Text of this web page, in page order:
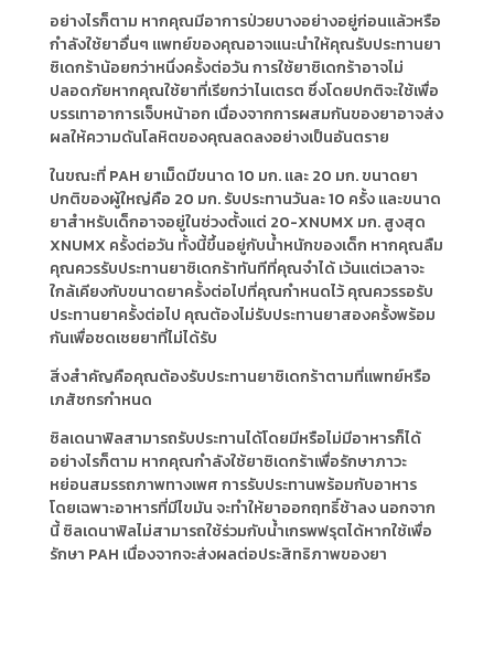
อย่างไรก็ตาม หากคุณมีอาการป่วยบางอย่างอยู่ก่อนแล้วหรือ
กำลังใช้ยาอื่นๆ แพทย์ของคุณอาจแนะนำให้คุณรับประทานยา
ซิเดกร้าน้อยกว่าหนึ่งครั้งต่อวัน การใช้ยาซิเดกร้าอาจไม่
ปลอดภัยหากคุณใช้ยาที่เรียกว่าไนเตรต ซึ่งโดยปกติจะใช้เพื่อ
บรรเทาอาการเจ็บหน้าอก เนื่องจากการผสมกันของยาอาจส่ง
ผลให้ความดันโลหิตของคุณลดลงอย่างเป็นอันตราย
ในขณะที่ PAH ยาเม็ดมีขนาด 10 มก. และ 20 มก. ขนาดยา
ปกติของผู้ใหญ่คือ 20 มก. รับประทานวันละ 10 ครั้ง และขนาด
ยาสำหรับเด็กอาจอยู่ในช่วงตั้งแต่ 20-XNUMX มก. สูงสุด
XNUMX ครั้งต่อวัน ทั้งนี้ขึ้นอยู่กับน้ำหนักของเด็ก หากคุณลืม
คุณควรรับประทานยาซิเดกร้าทันทีที่คุณจำได้ เว้นแต่เวลาจะ
ใกล้เคียงกับขนาดยาครั้งต่อไปที่คุณกำหนดไว้ คุณควรรอรับ
ประทานยาครั้งต่อไป คุณต้องไม่รับประทานยาสองครั้งพร้อม
กันเพื่อชดเชยยาที่ไม่ได้รับ
สิ่งสำคัญคือคุณต้องรับประทานยาซิเดกร้าตามที่แพทย์หรือ
เภสัชกรกำหนด
ซิลเดนาฟิลสามารถรับประทานได้โดยมีหรือไม่มีอาหารก็ได้
อย่างไรก็ตาม หากคุณกำลังใช้ยาซิเดกร้าเพื่อรักษาภาวะ
หย่อนสมรรถภาพทางเพศ การรับประทานพร้อมกับอาหาร
โดยเฉพาะอาหารที่มีไขมัน จะทำให้ยาออกฤทธิ์ช้าลง นอกจาก
นี้ ซิลเดนาฟิลไม่สามารถใช้ร่วมกับน้ำเกรพฟรุตได้หากใช้เพื่อ
รักษา PAH เนื่องจากจะส่งผลต่อประสิทธิภาพของยา